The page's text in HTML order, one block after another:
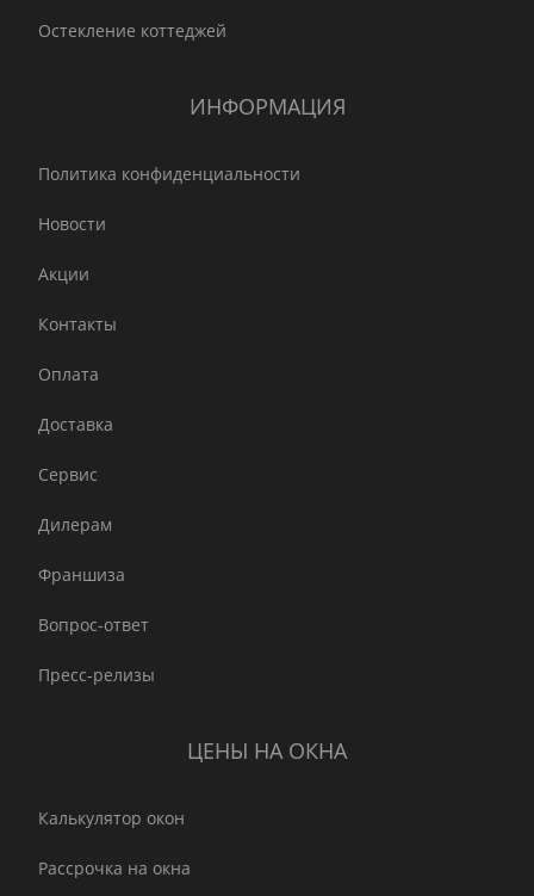
Остекление коттеджей
ИНФОРМАЦИЯ
Политика конфиденциальности
Новости
Акции
Контакты
Оплата
Доставка
Сервис
Дилерам
Франшиза
Вопрос-ответ
Пресс-релизы
ЦЕНЫ НА ОКНА
Калькулятор окон
Рассрочка на окна